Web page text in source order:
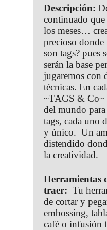
Descripción:
continuado
los meses…
precioso donde
son tags? pues
serán la base
jugaremos con
técnicas. En
~TAGS & Co~
del mundo
tags, cada uno
y único. Un
distendido
la creatividad.
Herramientas
traer: Tu
de cortar y
embossing,
café o infusión